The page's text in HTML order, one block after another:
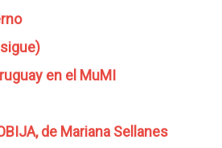
en el MuMI
de Mariana Sellanes